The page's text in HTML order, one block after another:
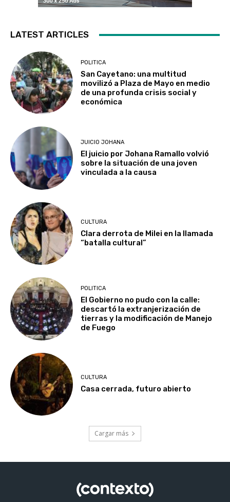
LATEST ARTICLES
POLITICA
San Cayetano: una multitud
movilizó a Plaza de Mayo en medio
de una profunda crisis social y
económica
JUICIO JOHANA
El juicio por Johana Ramallo volvió
sobre la situación de una joven
vinculada a la causa
CULTURA
Clara derrota de Milei en la llamada
“batalla cultural”
POLITICA
El Gobierno no pudo con la calle:
descartó la extranjerización de
tierras y la modificación de Manejo
de Fuego
CULTURA
Casa cerrada, futuro abierto
Cargar más